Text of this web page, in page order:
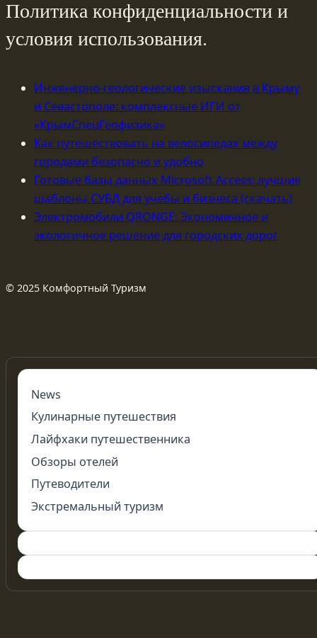
Политика конфиденциальности и
условия использования.
Инженерно-геологические изыскания в Крыму
и Севастополе: комплексные ИГИ от
«КрымСпецГеофизика»
Как путешествовать на велосипедах между
городами безопасно и удобно
Готовые базы данных Microsoft Access: лучшие
шаблоны СУБД для учебы и бизнеса (скачать)
Электромобили QRONGE: Экономичное и
экологичное решение для городских дорог
© 2025 Комфортный Туризм
News
Кулинарные путешествия
Лайфхаки путешественника
Обзоры отелей
Путеводители
Экстремальный туризм